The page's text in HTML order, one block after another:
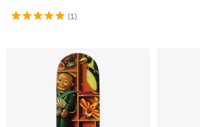
(1)